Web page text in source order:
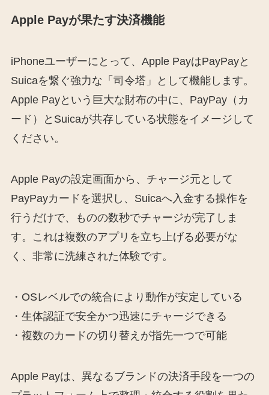
Apple Payが果たす決済機能
iPhoneユーザーにとって、Apple PayはPayPayと
Suicaを繋ぐ強力な「司令塔」として機能します。
Apple Payという巨大な財布の中に、PayPay（カ
ード）とSuicaが共存している状態をイメージして
ください。
Apple Payの設定画面から、チャージ元として
PayPayカードを選択し、Suicaへ入金する操作を
行うだけで、ものの数秒でチャージが完了しま
す。これは複数のアプリを立ち上げる必要がな
く、非常に洗練された体験です。
・OSレベルでの統合により動作が安定している
・生体認証で安全かつ迅速にチャージできる
・複数のカードの切り替えが指先一つで可能
Apple Payは、異なるブランドの決済手段を一つの